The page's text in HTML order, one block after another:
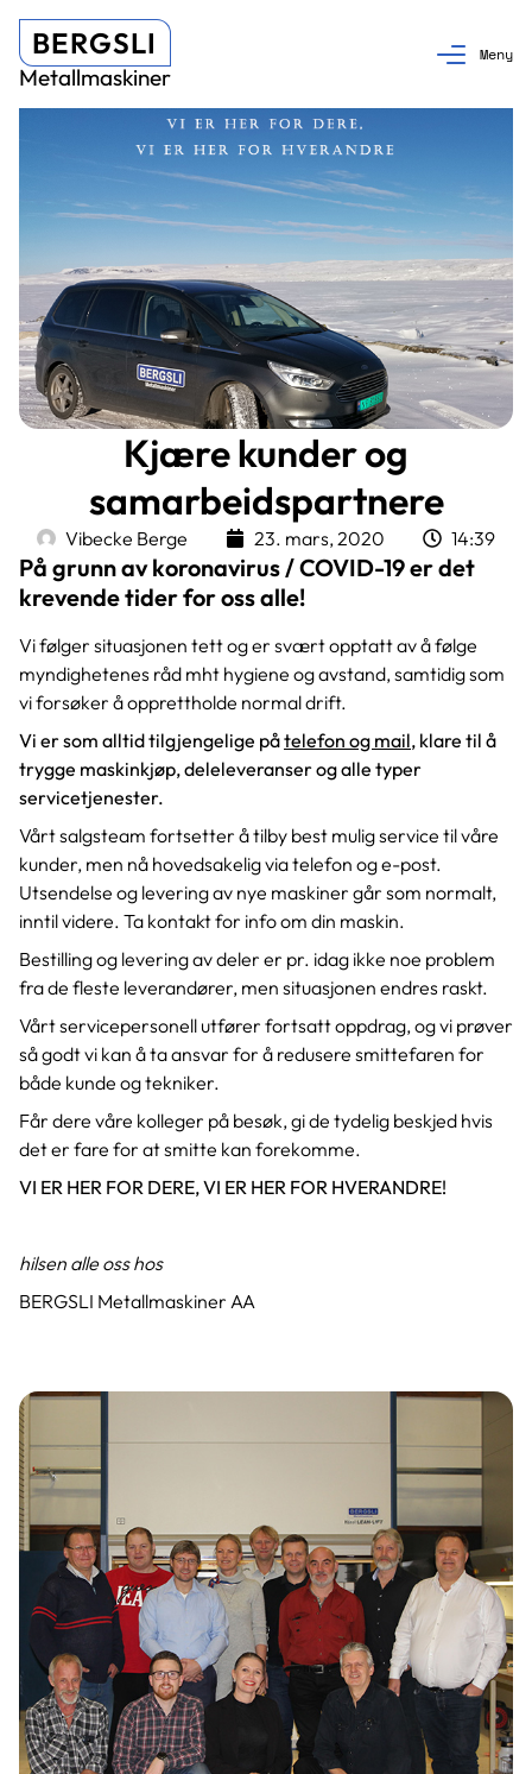
BERGSLI
Metallmaskiner
Kjære kunder og
samarbeidspartnere
Vibecke Berge 23. mars, 2020 14:39
På grunn av koronavirus / COVID-19 er det
krevende tider for oss alle!
Vi følger situasjonen tett og er svært opptatt av å følge
myndighetenes råd mht hygiene og avstand, samtidig som
vi forsøker å opprettholde normal drift.
Vi er som alltid tilgjengelige påtelefon og mail, klare til å
trygge maskinkjøp, deleleveranser og alle typer
servicetjenester.
Vårt salgsteam fortsetter å tilby best mulig service til våre
kunder, men nå hovedsakelig via telefon og e-post.
Utsendelse og levering av nye maskiner går som normalt,
inntil videre. Ta kontakt for info om din maskin.
Bestilling og levering av deler er pr. idag ikke noe problem
fra de fleste leverandører, men situasjonen endres raskt.
Vårt servicepersonell utfører fortsatt oppdrag, og vi prøver
så godt vi kan å ta ansvar for å redusere smittefaren for
både kunde og tekniker.
Får dere våre kolleger på besøk, gi de tydelig beskjed hvis
det er fare for at smitte kan forekomme.
VI ER HER FOR DERE, VI ER HER FOR HVERANDRE!
hilsen alle oss hos
BERGSLI Metallmaskiner AA